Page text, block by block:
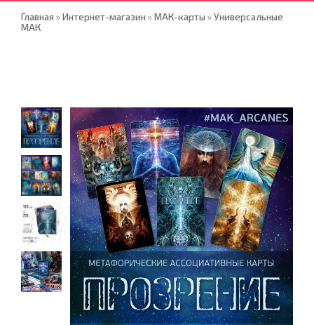
Главная »Интернет-магазин »МАК-карты »Универсальные
МАК